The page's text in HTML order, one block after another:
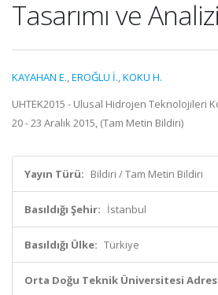
Tasarımı ve Analizi
KAYAHAN E.,EROĞLU İ.,KOKU H.
UHTEK2015 - Ulusal Hidrojen Teknolojileri
20 - 23 Aralık 2015, (Tam Metin Bildiri)
Yayın Türü: Bildiri / Tam Metin Bildiri
Basıldığı Şehir: İstanbul
Basıldığı Ülke: Türkiye
Orta Doğu Teknik Üniversitesi